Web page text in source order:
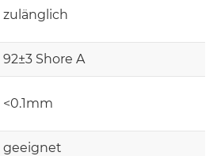
zulänglich
92±3 Shore A
<0.1mm
geeignet